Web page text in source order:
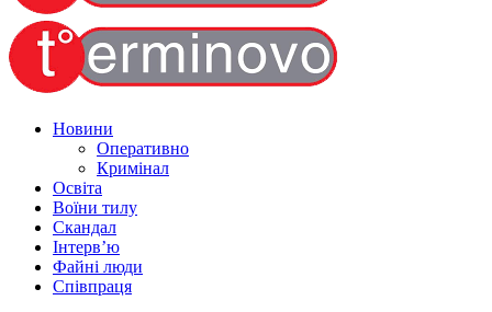
Новини
Оперативно
Кримінал
Освіта
Воїни тилу
Скандал
Інтерв’ю
Файні люди
Співпраця